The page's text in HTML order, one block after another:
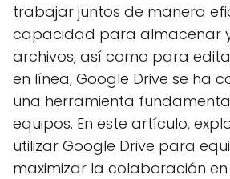
trabajar juntos de manera
capacidad para almacenar
archivos, así como para
en línea, Google Drive se ha
una herramienta
equipos. En este artículo,
utilizar Google Drive para
maximizar la colaboración